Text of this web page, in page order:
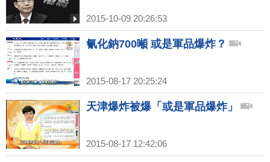
2015-10-09 20:26:53
氰化鈉700噸 或是軍品爆炸？
2015-08-17 20:25:24
天津爆炸被爆「或是軍品爆炸」
2015-08-17 12:42:06